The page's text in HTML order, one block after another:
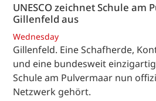
UNESCO zeichnet Schule am
Gillenfeld aus
Wednesday
Gillenfeld. Eine Schafherde,
und eine bundesweit
Schule am Pulvermaar nun
Netzwerk gehört.